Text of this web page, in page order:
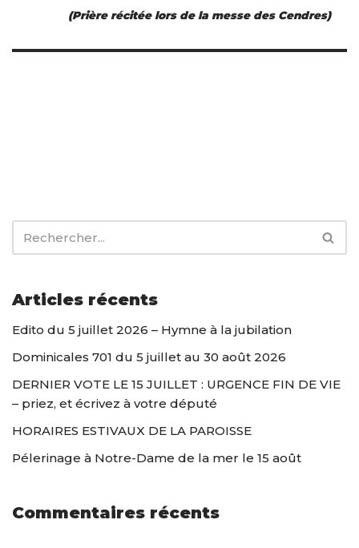
(Prière récitée lors de la messe des Cendres)
Articles récents
Edito du 5 juillet 2026 – Hymne à la jubilation
Dominicales 701 du 5 juillet au 30 août 2026
DERNIER VOTE LE 15 JUILLET : URGENCE FIN DE VIE
– priez, et écrivez à votre député
HORAIRES ESTIVAUX DE LA PAROISSE
Pélerinage à Notre-Dame de la mer le 15 août
Commentaires récents